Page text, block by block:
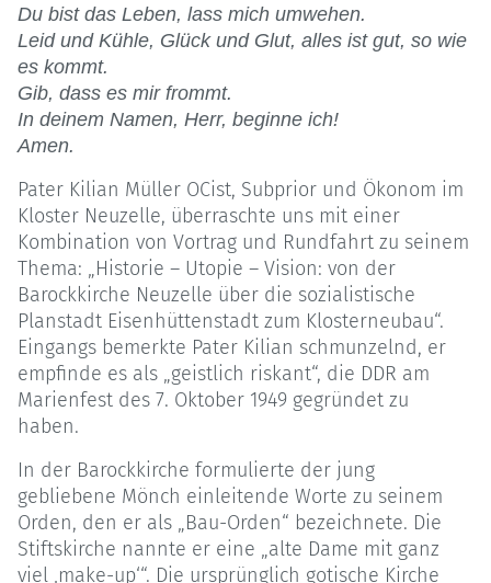
Du bist das Leben, lass mich umwehen.
Leid und Kühle, Glück und Glut, alles ist gut, so wie
es kommt.
Gib, dass es mir frommt.
In deinem Namen, Herr, beginne ich!
Amen.
Pater Kilian Müller OCist, Subprior und Ökonom im
Kloster Neuzelle, überraschte uns mit einer
Kombination von Vortrag und Rundfahrt zu seinem
Thema: „Historie – Utopie – Vision: von der
Barockkirche Neuzelle über die sozialistische
Planstadt Eisenhüttenstadt zum Klosterneubau“.
Eingangs bemerkte Pater Kilian schmunzelnd, er
empfinde es als „geistlich riskant“, die DDR am
Marienfest des 7. Oktober 1949 gegründet zu
haben.
In der Barockkirche formulierte der jung
gebliebene Mönch einleitende Worte zu seinem
Orden, den er als „Bau-Orden“ bezeichnete. Die
Stiftskirche nannte er eine „alte Dame mit ganz
viel ‚make-up‘“. Die ursprünglich gotische Kirche